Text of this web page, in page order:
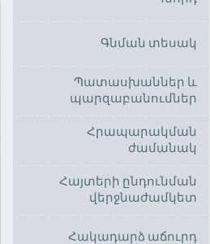
Գնման տեսակ
Պատասխաններ և
պարզաբանումներ
Հրապարակման
ժամանակ
Հայտերի ընդունման
վերջնաժամկետ
Հակադարձ աճուրդ